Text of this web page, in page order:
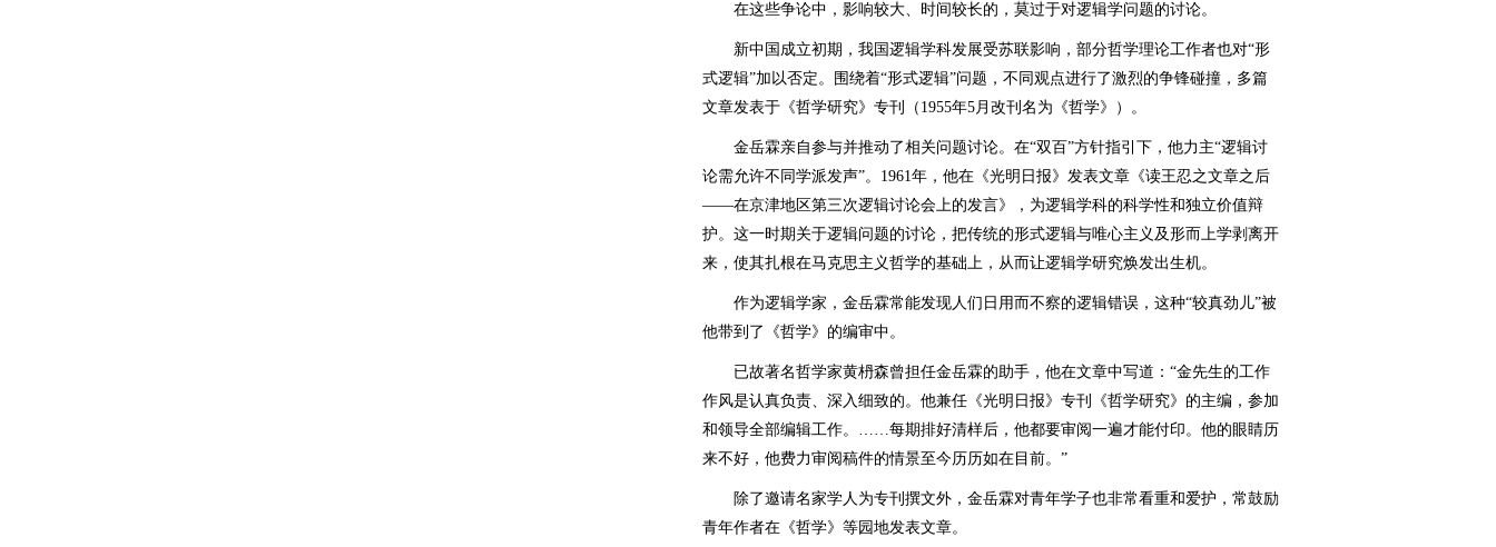
在这些争论中，影响较大、时间较长的，莫过于对逻辑学问题的讨论。
新中国成立初期，我国逻辑学科发展受苏联影响，部分哲学理论工作者也对“形
式逻辑”加以否定。围绕着“形式逻辑”问题，不同观点进行了激烈的争锋碰撞，多篇
文章发表于《哲学研究》专刊（1955年5月改刊名为《哲学》）。
金岳霖亲自参与并推动了相关问题讨论。在“双百”方针指引下，他力主“逻辑讨
论需允许不同学派发声”。1961年，他在《光明日报》发表文章《读王忍之文章之后
——在京津地区第三次逻辑讨论会上的发言》，为逻辑学科的科学性和独立价值辩
护。这一时期关于逻辑问题的讨论，把传统的形式逻辑与唯心主义及形而上学剥离开
来，使其扎根在马克思主义哲学的基础上，从而让逻辑学研究焕发出生机。
作为逻辑学家，金岳霖常能发现人们日用而不察的逻辑错误，这种“较真劲儿”被
他带到了《哲学》的编审中。
已故著名哲学家黄枬森曾担任金岳霖的助手，他在文章中写道：“金先生的工作
作风是认真负责、深入细致的。他兼任《光明日报》专刊《哲学研究》的主编，参加
和领导全部编辑工作。……每期排好清样后，他都要审阅一遍才能付印。他的眼睛历
来不好，他费力审阅稿件的情景至今历历如在目前。”
除了邀请名家学人为专刊撰文外，金岳霖对青年学子也非常看重和爱护，常鼓励
青年作者在《哲学》等园地发表文章。